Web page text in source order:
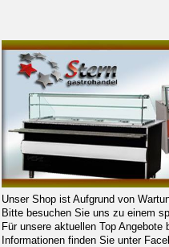
Unser Shop ist Aufgrund von
Bitte besuchen Sie uns zu einem
Für unsere aktuellen Top
Informationen finden Sie unter